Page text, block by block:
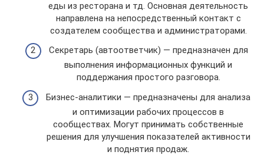
еды из ресторана и тд. Основная деятельность
направлена на непосредственный контакт с
создателем сообщества и администраторами.
Секретарь (автоответчик) — предназначен для
выполнения информационных функций и
поддержания простого разговора.
Бизнес-аналитики — предназначены для анализа
и оптимизации рабочих процессов в
сообществах. Могут принимать собственные
решения для улучшения показателей активности
и поднятия продаж.